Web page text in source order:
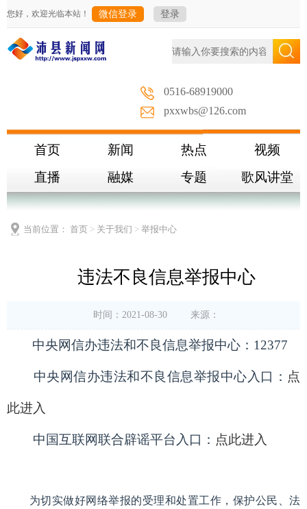
您好，欢迎光临本站！ 微信登录 登录
0516-68919000
pxxwbs@126.com
首页 新闻 热点
视频
直播
融媒 专题 歌风讲堂
当前位置： 首页 > 关于我们 > 举报中心
违法不良信息举报中心
时间：2021-08-30 来源：
中央网信办违法和不良信息举报中心：12377
中央网信办违法和不良信息举报中心入口： 点
此进入
中国互联网联合辟谣平台入口： 点此进入
为切实做好网络举报的受理和处置工作，保护公民、法